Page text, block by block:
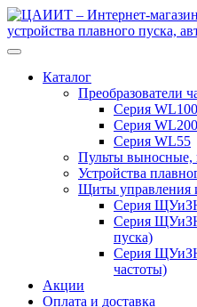
Перейти
к
навигации
Перейти
к
содержимому
Каталог
Преобразователи
Серия
Серия
Серия WL55
Пульты выносные,
Устройства
Щиты управления
Серия
Серия
пуска)
Серия
частоты)
Акции
Оплата и доставка